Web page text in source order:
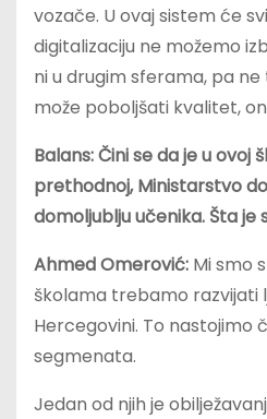
vozače. U ovaj sistem će
digitalizaciju ne možemo
ni u drugim sferama, pa
može poboljšati kvalitet,
Balans: Čini se da je u ovoj
prethodnoj, Ministarstvo
domoljublju učenika. Šta je
Ahmed Omerović: Mi smo
školama trebamo razvijati
Hercegovini. To nastojimo
segmenata.
Jedan od njih je